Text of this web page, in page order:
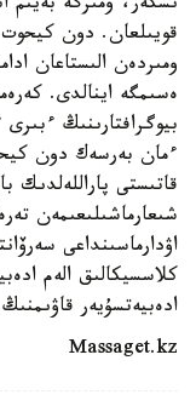
ىسكەر، ومىرگە
قويىلعان. دون كيحوت
ومىردەن الىستاعان
ەسىمگە اينالدى.
بيوگرافتارىنىڭ
ءمان بەرسەك دون
قاتىستى پاراللەلدىك
شىعارماشىلىعىمەن
كلاسسيكالىق الەم
ادەبيەتسۇيەر
Massaget.kz